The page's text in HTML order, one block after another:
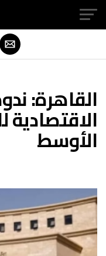
القاهرة:
الأوسط